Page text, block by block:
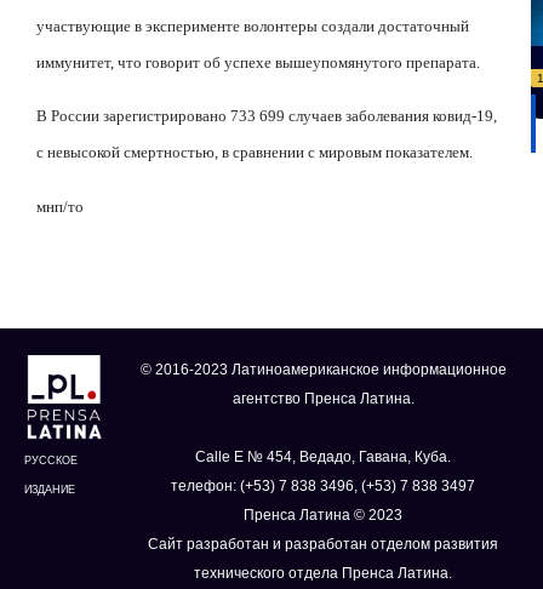
участвующие в эксперименте волонтеры создали достаточный
иммунитет, что говорит об успехе вышеупомянутого препарата.
В России зарегистрировано 733 699 случаев заболевания ковид-19,
с невысокой смертностью, в сравнении с мировым показателем.
мнп/то
РУССКОЕ
ИЗДАНИЕ
© 2016-2023 Латиноамериканское информационное
агентство Пренса Латина.
Calle E № 454, Ведадо, Гавана, Куба.
телефон: (+53) 7 838 3496, (+53) 7 838 3497
Пренса Латина © 2023
Сайт разработан и разработан отделом развития
технического отдела Пренса Латина.